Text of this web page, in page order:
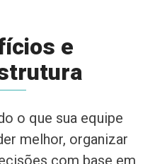
e
o que sua equipe
melhor, organizar
com base em